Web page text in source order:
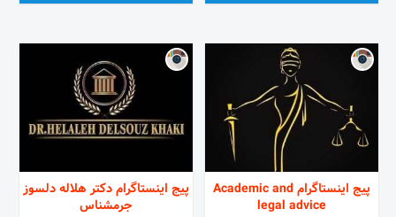
پیج اینستاگرام Academic and
legal advice
پیج اینستاگرام دکتر هلاله دلسوز
جرمشناس